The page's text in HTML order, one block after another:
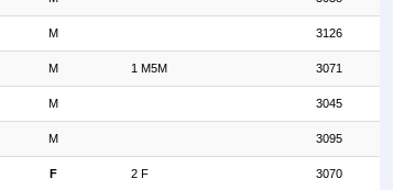
M 3126
M 1 M5M 3071
M 3045
M 3095
F 2 F 3070